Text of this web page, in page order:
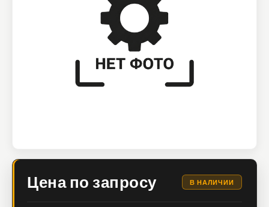
Цена по запросу В НАЛИЧИИ